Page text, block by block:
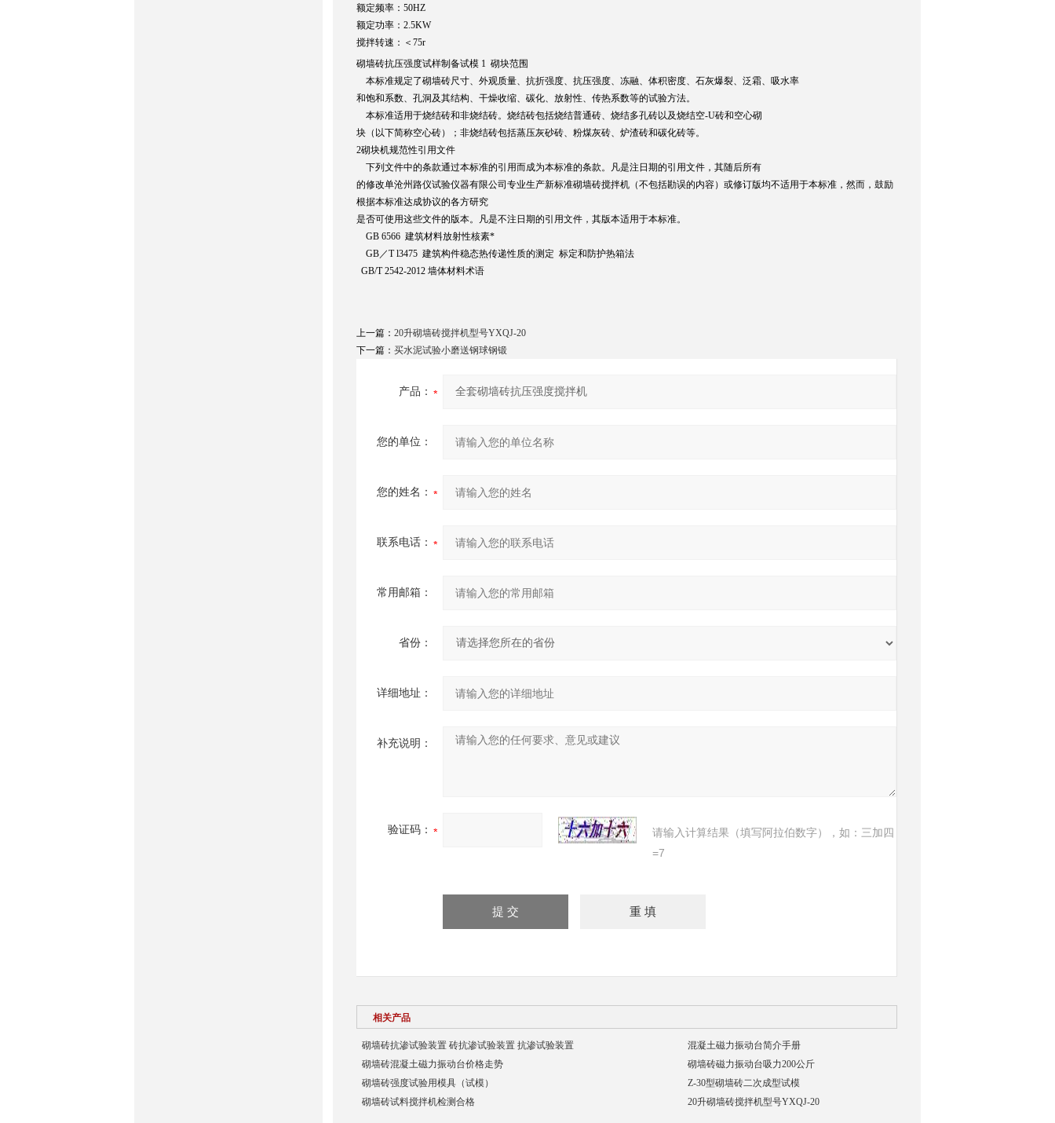
额定频率：50HZ
额定功率：2.5KW
搅拌转速：＜75r
砌墙砖抗压强度试样制备试模 1 砌块范围
本标准规定了砌墙砖尺寸、外观质量、抗折强度、抗压强度、冻融、体积密度、石灰爆裂、泛霜、吸水率
和饱和系数、孔洞及其结构、干燥收缩、碳化、放射性、传热系数等的试验方法。
本标准适用于烧结砖和非烧结砖。烧结砖包括烧结普通砖、烧结多孔砖以及烧结空-U砖和空心砌
块（以下简称空心砖）；非烧结砖包括蒸压灰砂砖、粉煤灰砖、炉渣砖和碳化砖等。
2砌块机规范性引用文件
下列文件中的条款通过本标准的引用而成为本标准的条款。凡是注日期的引用文件，其随后所有
的修改单沧州路仪试验仪器有限公司专业生产新标准砌墙砖搅拌机（不包括勘误的内容）或修订版均不适用于本标准，然而，鼓励
根据本标准达成协议的各方研究
是否可使用这些文件的版本。凡是不注日期的引用文件，其版本适用于本标准。
GB 6566 建筑材料放射性核素*
GB／T l3475 建筑构件稳态热传递性质的测定 标定和防护热箱法
GB/T 2542-2012 墙体材料术语
上一篇： 20升砌墙砖搅拌机型号YXQJ-20
下一篇： 买水泥试验小磨送钢球钢锻
产品：
您的单位：
您的姓名：
联系电话：
常用邮箱：
省份：
详细地址：
补充说明：
验证码：
请输入计算结果（填写阿拉伯数字），如：三加四
=7
相关产品
砌墙砖抗渗试验装置 砖抗渗试验装置 抗渗试验装置
混凝土磁力振动台简介手册
砌墙砖混凝土磁力振动台价格走势
砌墙砖磁力振动台吸力200公斤
砌墙砖强度试验用模具（试模）
Z-30型砌墙砖二次成型试模
砌墙砖试料搅拌机检测合格
20升砌墙砖搅拌机型号YXQJ-20